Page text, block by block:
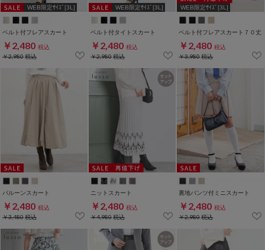
WEB限定ｻｲｽﾞ[3L]
ベルト付フレアスカート
￥2,480 税込
￥2,980税込
WEB限定ｻｲｽﾞ[3L]
ベルト付タイトスカート
￥2,480 税込
￥2,980税込
WEB限定ｻｲｽﾞ[3L]
ベルト付フレアスカート７０丈
￥2,480 税込
￥3,980税込
バルーンスカート
￥2,480 税込
￥3,480税込
ニットスカート
￥2,480 税込
￥4,980税込
裏地パンツ付ミニスカート
￥2,480 税込
￥2,980税込